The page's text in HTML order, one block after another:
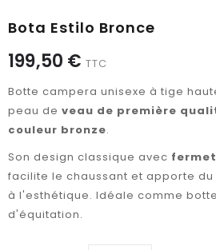
Bota Estilo Bronce
199,50 € TTC
Botte campera unisexe à tige
peau de veau de première
couleur bronze.
Son design classique avec
facilite le chaussant et apporte
à l'esthétique. Idéale comme
d'équitation.